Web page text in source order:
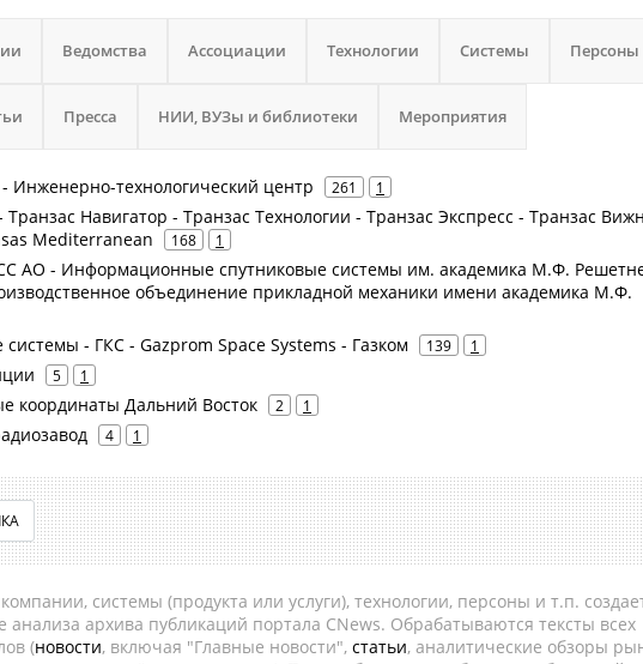
Ведомства Ассоциации Технологии Системы Персоны
Пресса НИИ, ВУЗы и библиотеки Мероприятия
Инженерно-технологический центр 261 1
Транзас Навигатор - Транзас Технологии - Транзас Экспресс - Транзас
Mediterranean
168 1
АО - Информационные спутниковые системы им. академика М.Ф.
объединение прикладной механики имени академика М.Ф.
системы - ГКС - Gazprom Space Systems - Газком 139 1
5 1
координаты Дальний Восток 2 1
4 1
системы (продукта или услуги), технологии, персоны и т.п.
анализа архива публикаций портала CNews. Обрабатываются тексты всех
(новости, включая "Главные новости", статьи, аналитические обзоры